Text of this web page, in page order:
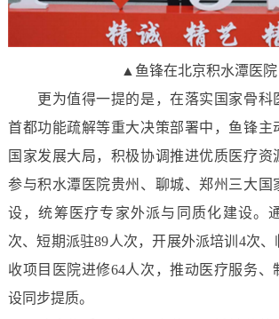
▲鱼锋在北京积水潭医院
更为值得一提的是，在落实国家骨科
首都功能疏解等重大决策部署中，鱼锋主
国家发展大局，积极协调推进优质医疗资
参与积水潭医院贵州、聊城、郑州三大国
设，统筹医疗专家外派与同质化建设。
次、短期派驻89人次，开展外派培训4次
收项目医院进修64人次，推动医疗服务、
设同步提质。